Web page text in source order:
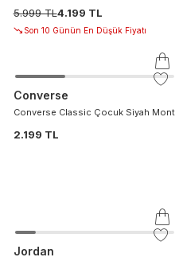
5.999 TL4.199 TL
Son 10 Günün En Düşük Fiyatı
Converse
Converse Classic Çocuk Siyah Mont
2.199 TL
Jordan